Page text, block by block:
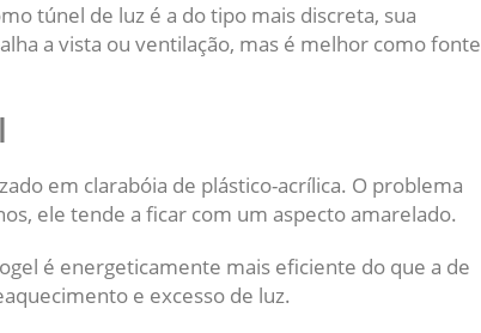
túnel de luz é a do tipo mais discreta, sua
a vista ou ventilação, mas é melhor como fonte
em clarabóia de plástico-acrílica. O problema
ele tende a ficar com um aspecto amarelado.
é energeticamente mais eficiente do que a de
e excesso de luz.